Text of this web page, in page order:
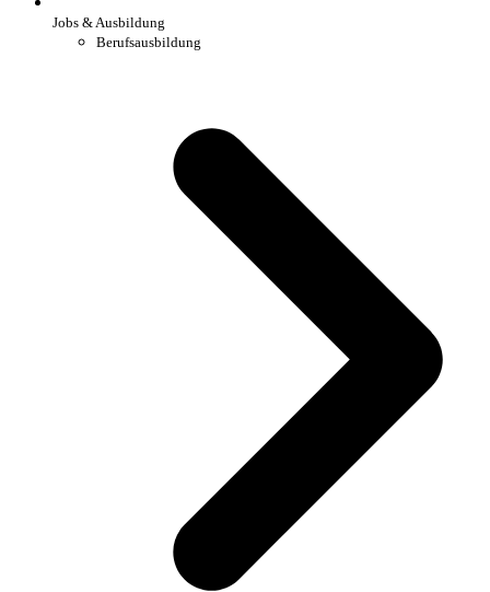
Jobs & Ausbildung
Berufsausbildung